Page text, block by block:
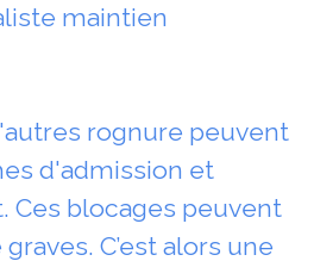
maintien
rognure peuvent
d'admission et
Ces blocages peuvent
C’est alors une